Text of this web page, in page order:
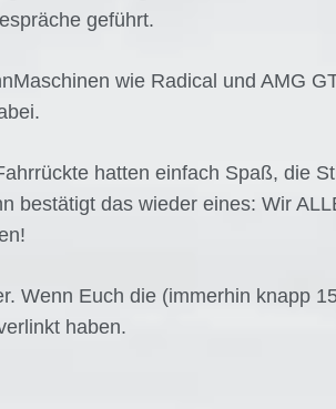
geführt.
wie Radical und AMG
hatten einfach Spaß, die
bestätigt das wieder eines: Wir
Wenn Euch die (immerhin knapp
haben.